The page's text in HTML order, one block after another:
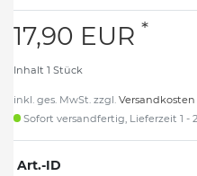
17,90 EUR *
Inhalt 1 Stück
inkl. ges. MwSt. zzgl. Versandkosten
Sofort versandfertig, Lieferzeit 1 -
Art.-ID